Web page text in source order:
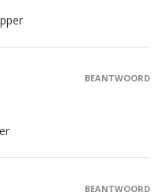
BEANTWOORD
BEANTWOORD